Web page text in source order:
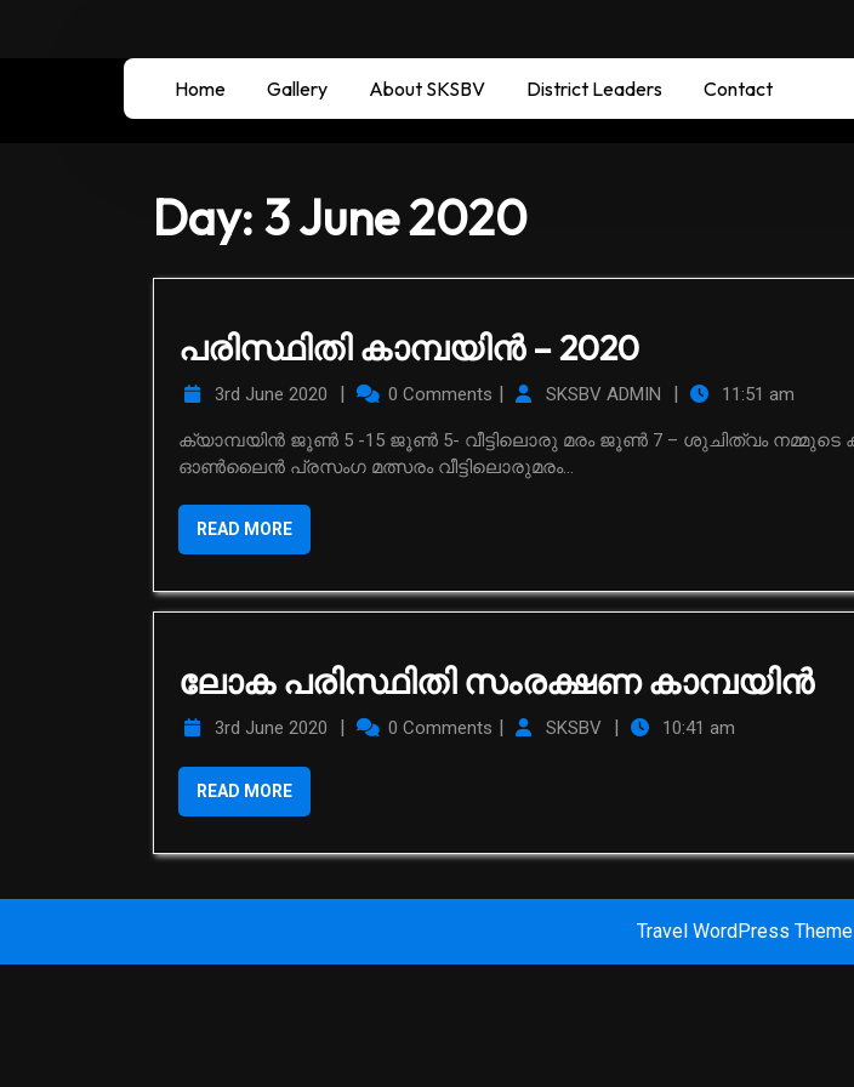
Home Gallery About SKSBV District Leaders Contact
Day: 3 June 2020
പരിസ്ഥിതി കാമ്പയിൻ – 2020
3rd June 2020 | 0 Comments | SKSBV ADMIN | 11:51 am
ക്യാമ്പയിൻ ജൂൺ 5 -15 ജൂൺ 5- വീട്ടിലൊരു മരം ജൂൺ 7 – ശുചിത്വം നമ്മുടെ കടമ ജൂൺ 10-15
ഓൺലൈൻ പ്രസംഗ മത്സരം വീട്ടിലൊരുമരം...
READ MORE
ലോക പരിസ്ഥിതി സംരക്ഷണ കാമ്പയിന്‍
3rd June 2020 | 0 Comments | SKSBV | 10:41 am
READ MORE
Travel WordPress Theme